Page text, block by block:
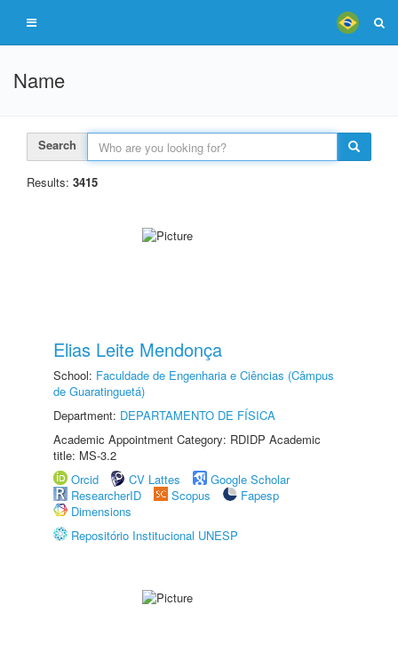
Name
Search
Results: 3415
Elias Leite Mendonça
School: Faculdade de Engenharia e Ciências (Câmpus
de Guaratinguetá)
Department: DEPARTAMENTO DE FÍSICA
Academic Appointment Category: RDIDP Academic
title: MS-3.2
Orcid
CV Lattes
Google Scholar
ResearcherID
Scopus
Fapesp
Dimensions
Repositório Institucional UNESP